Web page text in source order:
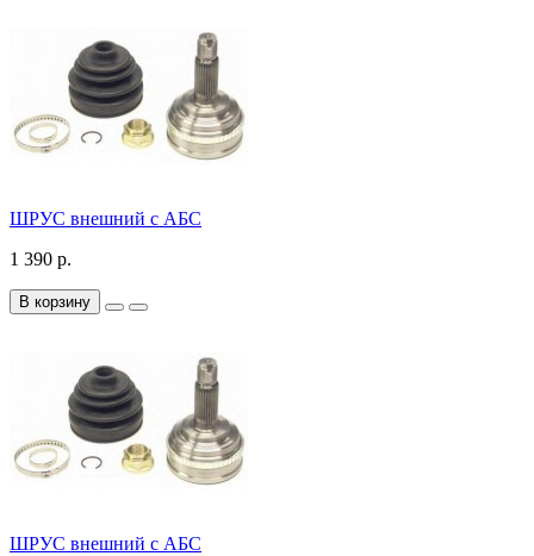
ШРУС внешний с АБС
1 390 р.
В корзину
ШРУС внешний с АБС